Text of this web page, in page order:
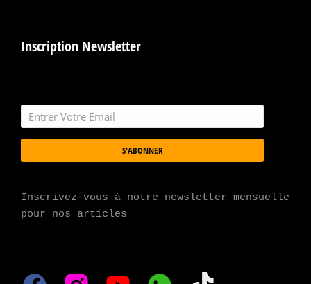
Inscription Newsletter
S'ABONNER
Inscrivez-vous à notre newsletter mensuelle
pour nos articles